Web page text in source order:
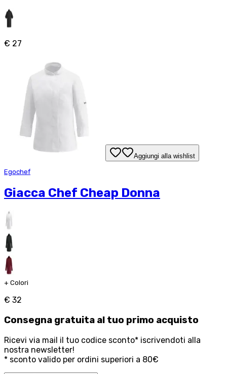
€ 27
Aggiungi alla wishlist
Egochef
Giacca Chef Cheap Donna
+ Colori
€ 32
Consegna gratuita al tuo primo acquisto
Ricevi via mail il tuo codice sconto* iscrivendoti alla
nostra newsletter!
* sconto valido per ordini superiori a 80€